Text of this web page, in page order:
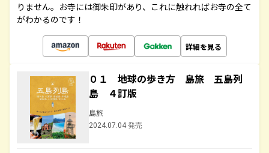
りません。お寺には御朱印があり、これに触れればお寺の全て
がわかるのです！
詳細を見る
０１ 地球の歩き方 島旅 五島列
島 ４訂版
島旅
2024.07.04 発売